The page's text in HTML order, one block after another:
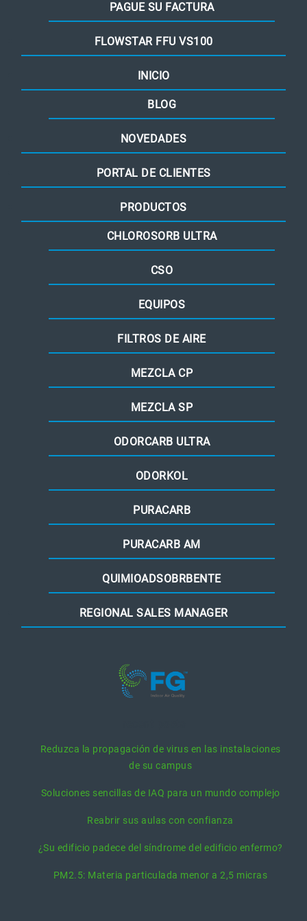
PAGUE SU FACTURA
FLOWSTAR FFU VS100
INICIO
BLOG
NOVEDADES
PORTAL DE CLIENTES
PRODUCTOS
CHLOROSORB ULTRA
CSO
EQUIPOS
FILTROS DE AIRE
MEZCLA CP
MEZCLA SP
ODORCARB ULTRA
ODORKOL
PURACARB
PURACARB AM
QUIMIOADSOBRBENTE
REGIONAL SALES MANAGER
Reduzca la propagación de virus en las instalaciones
de su campus
Soluciones sencillas de IAQ para un mundo complejo
Reabrir sus aulas con confianza
¿Su edificio padece del síndrome del edificio enfermo?
PM2.5: Materia particulada menor a 2,5 micras